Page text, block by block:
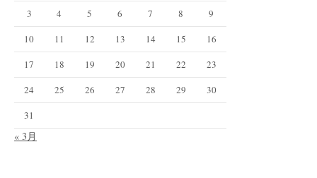
3
4 5 6 7 8
9
10
11 12 13 14 15
16
17
18 19 20 21 22
23
24
25 26 27 28 29
30
31
« 3月